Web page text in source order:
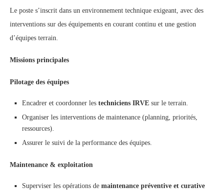
Le poste s’inscrit dans un environnement technique exigeant, avec des
interventions sur des équipements en courant continu et une gestion
d’équipes terrain.
Missions principales
Pilotage des équipes
Encadrer et coordonner les techniciens IRVE sur le terrain.
Organiser les interventions de maintenance (planning, priorités,
ressources).
Assurer le suivi de la performance des équipes.
Maintenance & exploitation
Superviser les opérations de maintenance préventive et curative